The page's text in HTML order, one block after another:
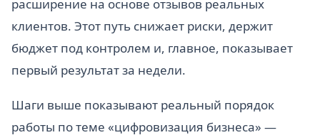
расширение на основе отзывов реальных
клиентов. Этот путь снижает риски, держит
бюджет под контролем и, главное, показывает
первый результат за недели.
Шаги выше показывают реальный порядок
работы по теме «цифровизация бизнеса» —